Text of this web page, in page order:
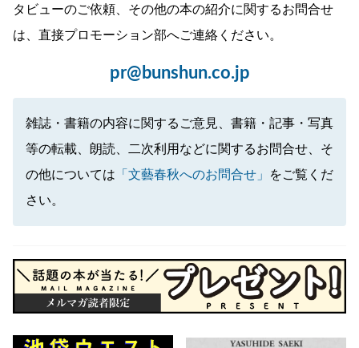
タビューのご依頼、その他の本の紹介に関するお問合せ
は、直接プロモーション部へご連絡ください。
pr@bunshun.co.jp
雑誌・書籍の内容に関するご意見、書籍・記事・写真
等の転載、朗読、二次利用などに関するお問合せ、そ
の他については 「文藝春秋へのお問合せ」
をご覧くだ
さい。